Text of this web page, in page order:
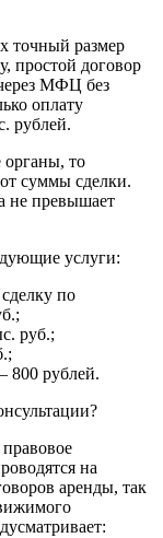
точный размер
простой договор
МФЦ без
оплату
рублей.
органы, то
суммы сделки.
не превышает
услуги:
по
руб.;
800 рублей.
на
аренды, так